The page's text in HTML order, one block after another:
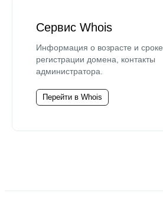
Сервис Whois
Информация о возрасте и сроке
регистрации домена, контакты
администратора.
Перейти в Whois